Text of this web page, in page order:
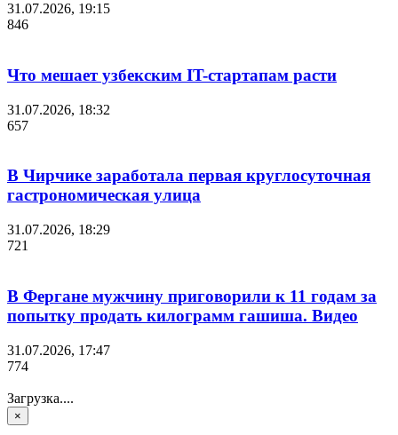
31.07.2026, 19:15
846
Что мешает узбекским IT-стартапам расти
31.07.2026, 18:32
657
В Чирчике заработала первая круглосуточная
гастрономическая улица
31.07.2026, 18:29
721
В Фергане мужчину приговорили к 11 годам за
попытку продать килограмм гашиша. Видео
31.07.2026, 17:47
774
Загрузка....
×